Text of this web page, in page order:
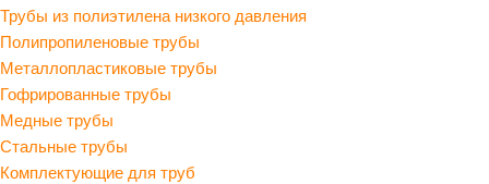
Трубы из полиэтилена низкого давления
Полипропиленовые трубы
Металлопластиковые трубы
Гофрированные трубы
Медные трубы
Стальные трубы
Комплектующие для труб